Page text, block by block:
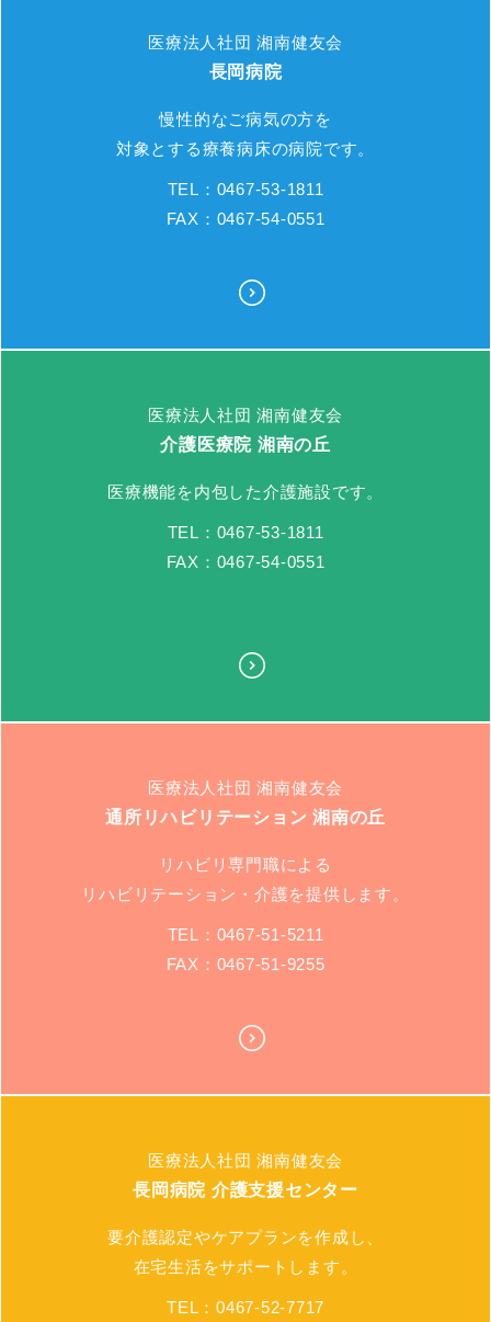
医療法人社団 湘南健友会
長岡病院
慢性的なご病気の方を
対象とする療養病床の病院です。
TEL：0467-53-1811
FAX：0467-54-0551
医療法人社団 湘南健友会
介護医療院 湘南の丘
医療機能を内包した介護施設です。
TEL：0467-53-1811
FAX：0467-54-0551
医療法人社団 湘南健友会
通所リハビリテーション 湘南の丘
リハビリ専門職による
リハビリテーション・介護を提供します。
TEL：0467-51-5211
FAX：0467-51-9255
医療法人社団 湘南健友会
長岡病院 介護支援センター
要介護認定やケアプランを作成し、
在宅生活をサポートします。
TEL：0467-52-7717